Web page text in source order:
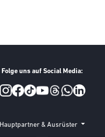
Folge uns auf Social Media:
Hauptpartner & Ausrüster